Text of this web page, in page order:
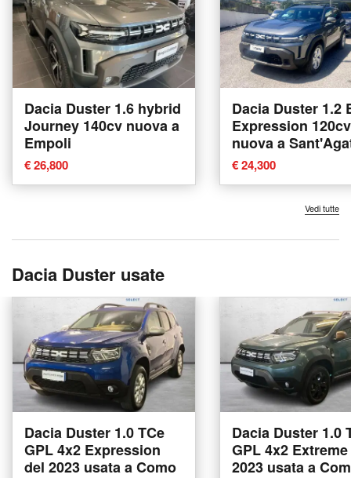
Dacia Duster 1.6 hybrid
Journey 140cv nuova a
Empoli
€ 26,800
Dacia Duster 1.2
Expression
nuova a
Militello
€ 24,300
Vedi tutte
Dacia Duster usate
Dacia Duster 1.0 TCe
GPL 4x2 Expression
del 2023 usata a Como
Dacia Duster 1.0
GPL 4x2
2023 usata a